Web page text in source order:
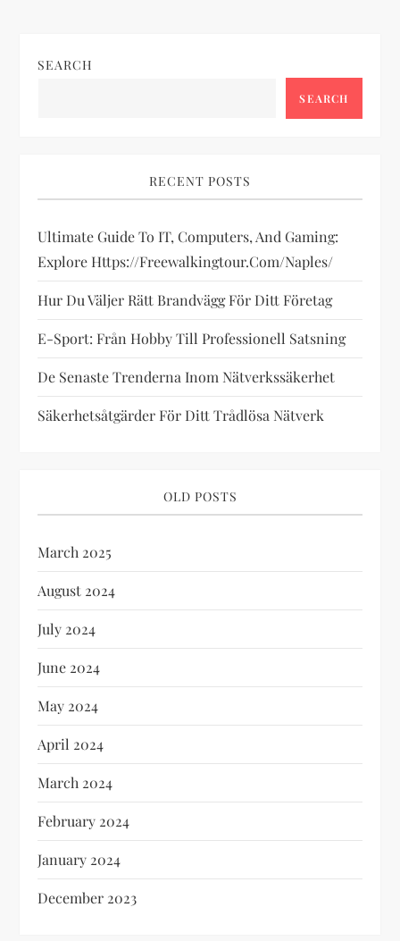
a
g
a
t
i
o
n
SEARCH
SEARCH
RECENT POSTS
Ultimate Guide To IT, Computers, And Gaming:
Explore Https://freewalkingtour.com/naples/
Hur Du Väljer Rätt Brandvägg För Ditt Företag
E-Sport: Från Hobby Till Professionell Satsning
De Senaste Trenderna Inom Nätverkssäkerhet
Säkerhetsåtgärder För Ditt Trådlösa Nätverk
OLD POSTS
March 2025
August 2024
July 2024
June 2024
May 2024
April 2024
March 2024
February 2024
January 2024
December 2023